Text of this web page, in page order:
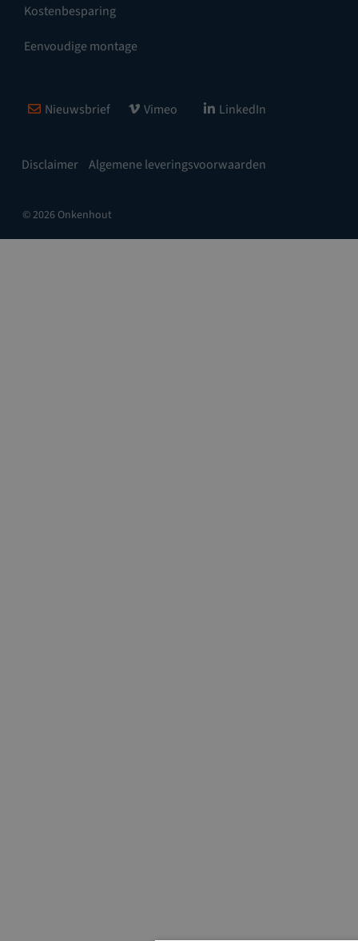
Kostenbesparing
Eenvoudige montage
Disclaimer Algemene leveringsvoorwaarden
Nieuwsbrief Vimeo LinkedIn
© 2026 Onkenhout